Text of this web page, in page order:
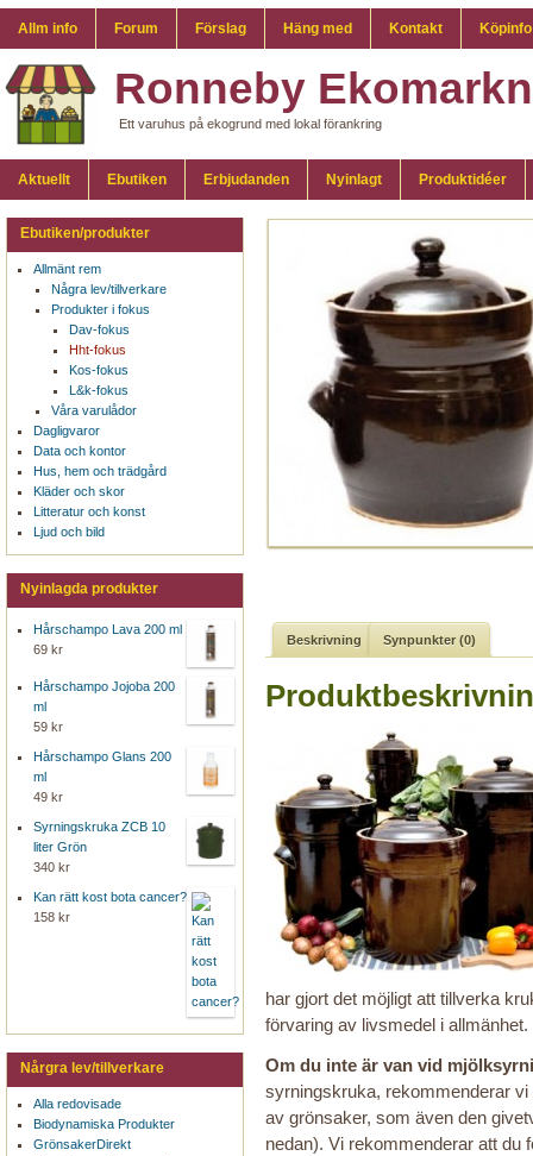
Allm info Forum Förslag Häng med Kontakt Köpinfo
Ronneby
Ett varuhus på ekogrund med lokal förankring
Aktuellt Ebutiken Erbjudanden Nyinlagt Produktidéer
Beskrivning Synpunkter (0)
har gjort det möjligt att tillverka
förvaring av livsmedel i
Om du inte är van vid
syrningskruka, rekommenderar
av grönsaker, som även den
nedan). Vi rekommenderar att du
Ebutiken/produkter
Allmänt rem
Några lev/tillverkare
Produkter i fokus
Dav-fokus
Hht-fokus
Kos-fokus
L&k-fokus
Våra varulådor
Dagligvaror
Data och kontor
Hus, hem och trädgård
Kläder och skor
Litteratur och konst
Ljud och bild
Nyinlagda produkter
Hårschampo Lava 200 ml
69 kr
Hårschampo Jojoba 200
ml
59 kr
Hårschampo Glans 200
ml
49 kr
Syrningskruka ZCB 10
liter Grön
340 kr
Kan rätt kost bota cancer?
158 kr
Nårgra lev/tillverkare
Alla redovisade
Biodynamiska Produkter
GrönsakerDirekt